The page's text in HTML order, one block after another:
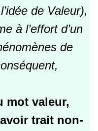
de Valeur),
à l’effort d’un
de
mot valeur,
trait non-